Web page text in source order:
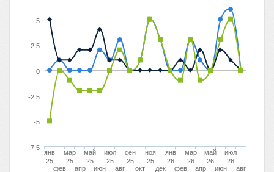
янв
25
фев
мар
25
апр
май
25
июн
июл
25
авг
сен
25
окт
ноя
25
дек
янв
26
фев
мар
26
апр
май
26
июн
июл
26
авг
-7.5
-5
-2.5
0
2.5
5